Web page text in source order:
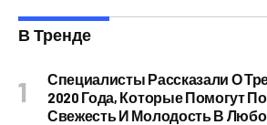
В Тренде
Специалисты Рассказали О
2020 Года, Которые Помогут
Свежесть И Молодость В